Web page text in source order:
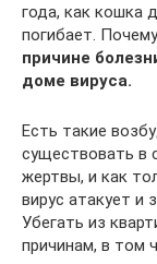
года, как кошка
погибает.
причине
доме вируса.
Есть такие
существовать в
жертвы, и как
вирус атакует и
Убегать из
причинам, в том